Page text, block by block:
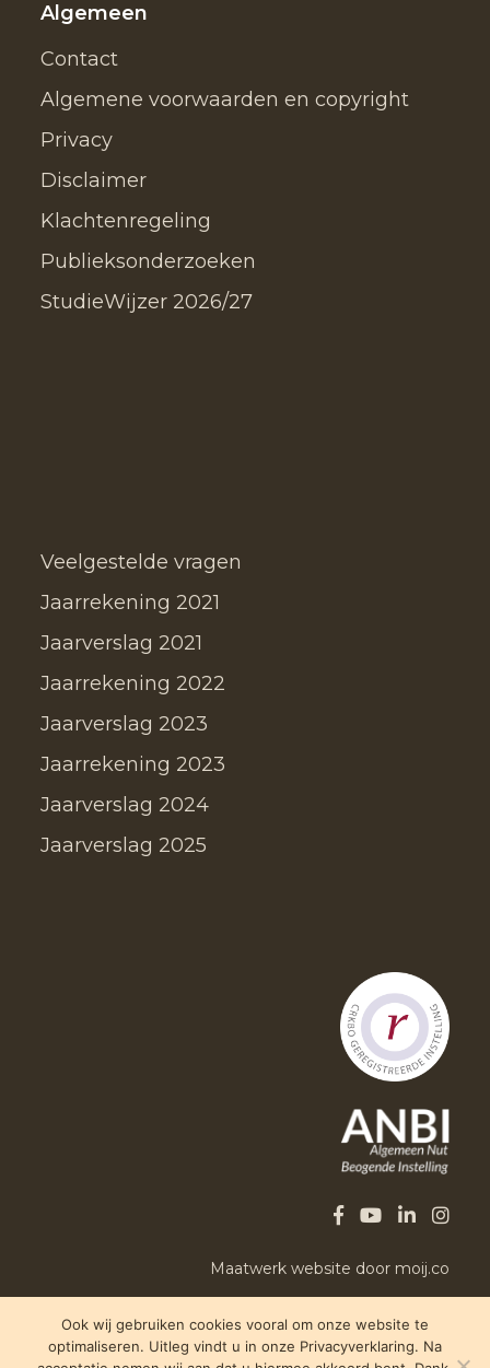
Algemeen
Contact
Algemene voorwaarden en copyright
Privacy
Disclaimer
Klachtenregeling
Publieksonderzoeken
StudieWijzer 2026/27
Veelgestelde vragen
Jaarrekening 2021
Jaarverslag 2021
Jaarrekening 2022
Jaarverslag 2023
Jaarrekening 2023
Jaarverslag 2024
Jaarverslag 2025
Maatwerk website door moij.co
Ook wij gebruiken cookies vooral om onze website te
optimaliseren. Uitleg vindt u in onze Privacyverklaring. Na